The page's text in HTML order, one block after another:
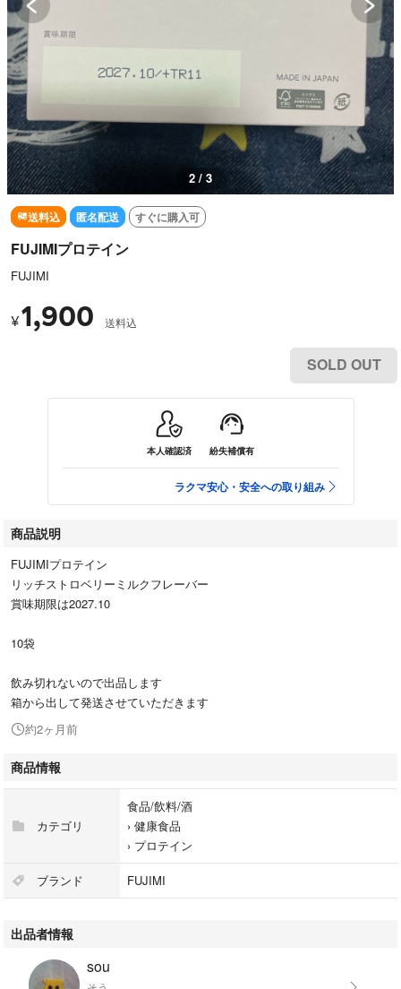
3 / 3
送料込 匿名配送 すぐに購入可
FUJIMIプロテイン
FUJIMI
¥1,900 送料込
SOLD OUT
本人確認済 紛失補償有
ラクマ安心・安全への取り組み
商品説明
FUJIMIプロテイン
リッチストロベリーミルクフレーバー
賞味期限は2027.10
10袋
飲み切れないので出品します
箱から出して発送させていただきます
約2ヶ月前
商品情報
カテゴリ
食品/飲料/酒
› 健康食品
› プロテイン
ブランド FUJIMI
出品者情報
sou